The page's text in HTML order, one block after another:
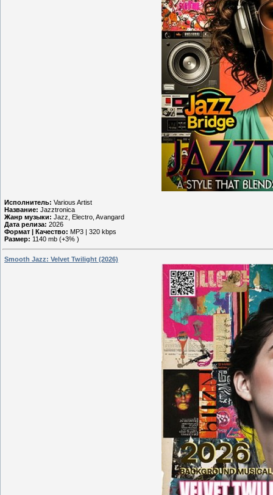
Исполнитель: Various Artist
Название: Jazztronica
Жанр музыки: Jazz, Electro, Avangard
Дата релиза: 2026
Формат | Качество: MP3 | 320 kbps
Размер: 1140 mb (+3% )
Smooth Jazz: Velvet Twilight (2026)